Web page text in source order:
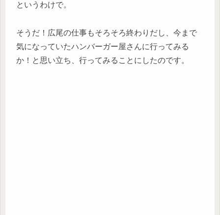
というわけで。
そうだ！広尾の仕事もそろそろ終わりだし、今まで
気になっていたハンバーガー屋さんに行ってみる
か！と思い立ち、行ってみることにしたのです。